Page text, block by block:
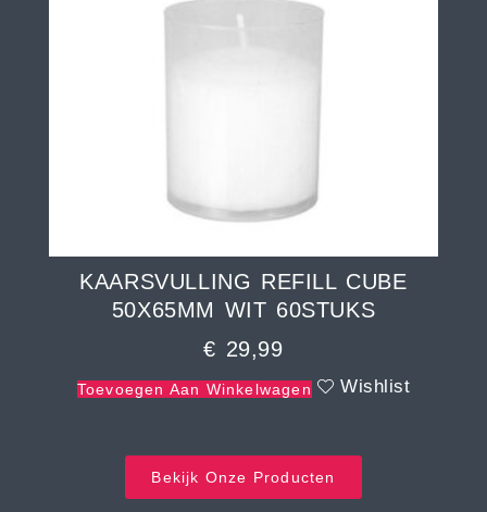
KAARSVULLING REFILL CUBE
50X65MM WIT 60STUKS
€ 29,99
Toevoegen Aan Winkelwagen Wishlist
Bekijk Onze Producten